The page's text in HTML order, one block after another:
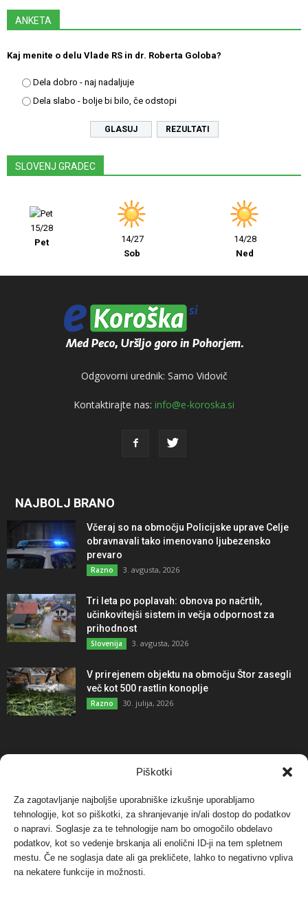
Piškotki
Za zagotavljanje najboljše uporabniške izkušnje uporabljamo
tehnologije, kot so piškotki, za shranjevanje in/ali dostop do podatkov
o napravi. Soglasje za te tehnologije nam bo omogočilo obdelavo
podatkov, kot so vedenje brskanja ali enolični ID-ji na tem spletnem
mestu. Če ne soglasja date ali ga prekličete, lahko to negativno vpliva
na nekatere funkcije in možnosti.
ANKETA
Kaj menite o delu Vlade RS in dr. Roberta Goloba?
Dela dobro - naj nadaljuje
Dela slabo - bolje bi bilo, če odstopi
REZULTATI
SLOVENJ GRADEC
15/28
Pet
14/27
Sob
14/28
Ned
Odgovorni urednik: Samo Vidovič
Kontaktirajte nas: info@e-koroska.si
NAJBOLJ BRANO
Včeraj so na območju Policijske uprave Celje
obravnavali tako imenovano ljubezensko
prevaro
Razno 3. avgusta, 2026
Tri leta po poplavah: obnova po načrtih,
učinkovitejši sistem in večja odpornost za
prihodnost
Slovenija 3. avgusta, 2026
V prirejenem objektu na območju Štor zasegli
več kot 500 rastlin konoplje
Razno 30. julija, 2026
NAJBOLJ KOMENTIRANO
Protest proti vetrnim elektrarnam na Ojstrici, v
svetu pa vedno bolj...
Dogodki 12. maja, 2017
Tožilstvo v Celovcu v korist elektrarnam
Verbund